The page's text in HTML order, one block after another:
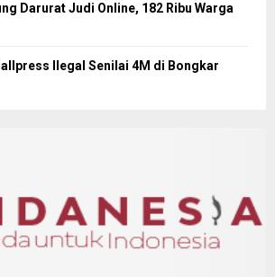
Darurat Judi Online, 182 Ribu Warga
Ilegal Senilai 4M di Bongkar